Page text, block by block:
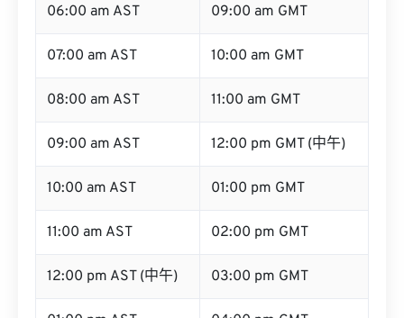
06:00 am AST 09:00 am GMT
07:00 am AST 10:00 am GMT
08:00 am AST 11:00 am GMT
09:00 am AST 12:00 pm GMT (中午)
10:00 am AST 01:00 pm GMT
11:00 am AST 02:00 pm GMT
12:00 pm AST (中午) 03:00 pm GMT